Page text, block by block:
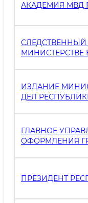
АКАДЕМИЯ МВД
СЛЕДСТВЕННЫЙ
МИНИСТЕРСТВЕ
ИЗДАНИЕ
ДЕЛ
ГЛАВНОЕ
ОФОРМЛЕНИЯ
РЕСПУБЛИКИ
ПРЕЗИДЕНТ